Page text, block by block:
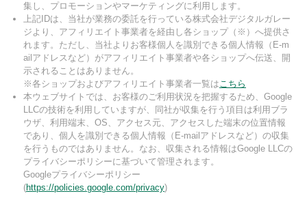
集し、プロモーションやマーケティングに利用します。
上記IDは、当社が業務の委託を行っている株式会社デジタルガレー
ジより、アフィリエイト事業者を経由し各ショップ（※）へ提供さ
れます。ただし、当社よりお客様個人を識別できる個人情報（E-m
ailアドレスなど）がアフィリエイト事業者や各ショップへ伝送、開
示されることはありません。
※各ショップおよびアフィリエイト事業者一覧はこちら
本ウェブサイトでは、お客様のご利用状況を把握するため、Google
LLCの技術を利用していますが、同社が収集を行う項目は利用ブラ
ウザ、利用端末、OS、アクセス元、アクセスした端末の位置情報
であり、個人を識別できる個人情報（E-mailアドレスなど）の収集
を行うものではありません。なお、収集される情報はGoogle LLCの
プライバシーポリシーに基づいて管理されます。
Googleプライバシーポリシー
(https://policies.google.com/privacy)